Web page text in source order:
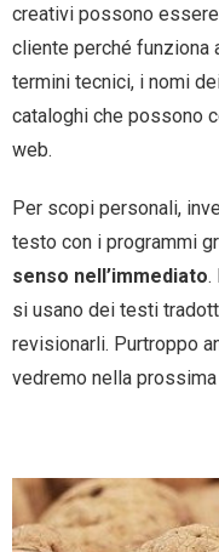
creativi possono
cliente perché funziona
termini tecnici, i nomi
cataloghi che possono
web.
Per scopi personali,
testo con i programmi
senso nell’immediato.
si usano dei testi
revisionarli. Purtroppo
vedremo nella